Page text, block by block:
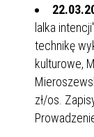
lalka
technikę
kulturowe,
zł/os.